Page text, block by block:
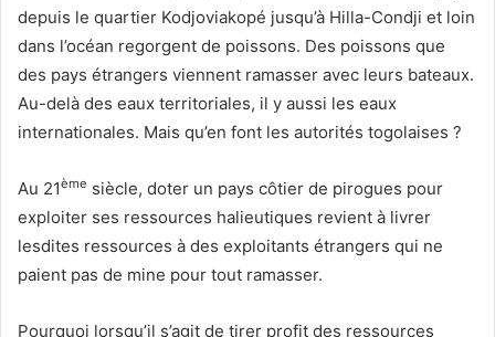
depuis le quartier Kodjoviakopé jusqu’à Hilla-Condji et loin
dans l’océan regorgent de poissons. Des poissons que
des pays étrangers viennent ramasser avec leurs bateaux.
Au-delà des eaux territoriales, il y aussi les eaux
internationales. Mais qu’en font les autorités togolaises ?
Au 21ème siècle, doter un pays côtier de pirogues pour
exploiter ses ressources halieutiques revient à livrer
lesdites ressources à des exploitants étrangers qui ne
paient pas de mine pour tout ramasser.
Pourquoi lorsqu’il s’agit de tirer profit des ressources